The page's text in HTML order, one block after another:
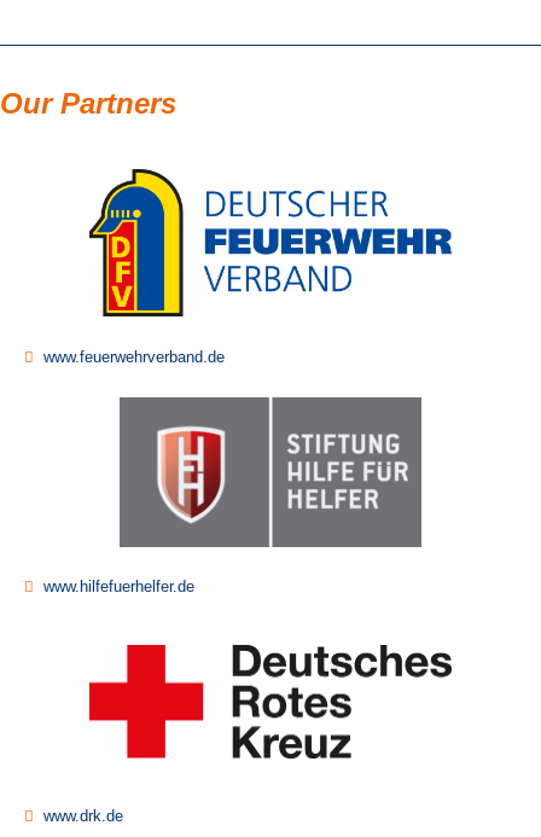
Our Partners
www.feuerwehrverband.de
www.hilfefuerhelfer.de
www.drk.de